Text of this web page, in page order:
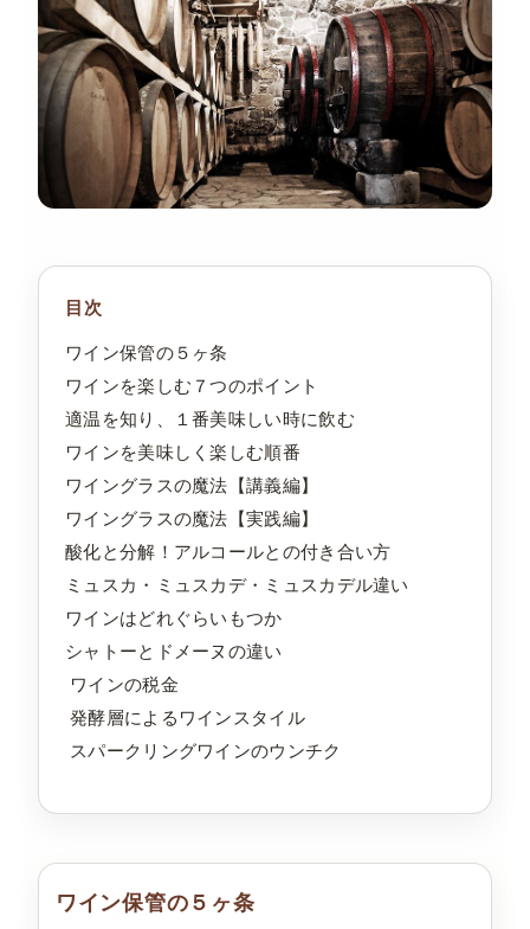
目次
ワイン保管の５ヶ条
ワインを楽しむ７つのポイント
適温を知り、１番美味しい時に飲む
ワインを美味しく楽しむ順番
ワイングラスの魔法【講義編】
ワイングラスの魔法【実践編】
酸化と分解！アルコールとの付き合い方
ミュスカ・ミュスカデ・ミュスカデル違い
ワインはどれぐらいもつか
シャトーとドメーヌの違い
ワインの税金
発酵層によるワインスタイル
スパークリングワインのウンチク
ワイン保管の５ヶ条